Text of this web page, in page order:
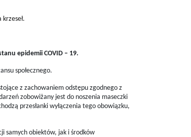
epidemii COVID – 19.
społecznego.
z zachowaniem odstępu zgodnego z
zobowiżany jest do noszenia maseczki
przesłanki wyłączenia tego obowiązku,
samych obiektów, jak i środków